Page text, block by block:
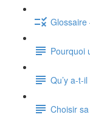
Glossaire
Pourquoi
Qu’y a-t-
Choisir